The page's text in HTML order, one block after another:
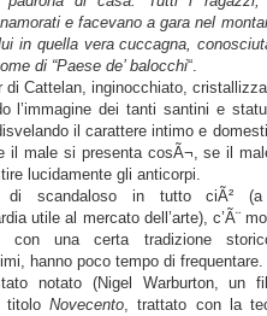
e facevano a gara nel
in quella vera cuccagna,
di “Paese de’ balocchi“.
di Cattelan, inginocchiato,
l’immagine dei tanti santini e
il carattere intimo e
il male si presenta cosÃ¬, se il
lucidamente gli anticorpi.
di scandaloso in tutto ciÃ²
utile al mercato dell’arte), c’Ã¨
con una certa tradizione
hanno poco tempo di frequentare.
notato (Nigel Warburton, un
titoloNovecento, trattato con la